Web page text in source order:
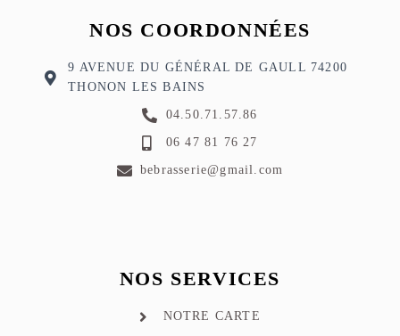
NOS COORDONNÉES
9 AVENUE DU GÉNÉRAL DE GAULL 74200
THONON LES BAINS
04.50.71.57.86
06 47 81 76 27
bebrasserie@gmail.com
NOS SERVICES
NOTRE CARTE